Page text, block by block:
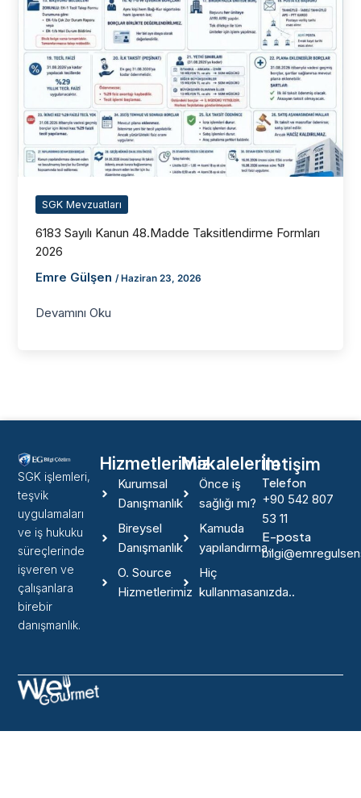
SGK Mevzuatları
6183 Sayılı Kanun 48.Madde Taksitlendirme Formları
2026
Emre Gülşen/ Haziran 23, 2026
Devamını Oku
SGK işlemleri,
teşvik
uygulamaları
ve iş hukuku
süreçlerinde
işveren ve
çalışanlara
birebir
danışmanlık.
Hizmetlerimiz
Kurumsal
Danışmanlık
Bireysel
Danışmanlık
O. Source
Hizmetlerimiz
Makalelerim
Önce iş
sağlığı mı?
Kamuda
yapılandırma..
Hiç
kullanmasanızda..
İletişim
Telefon
+90 542 807
53 11
E-posta